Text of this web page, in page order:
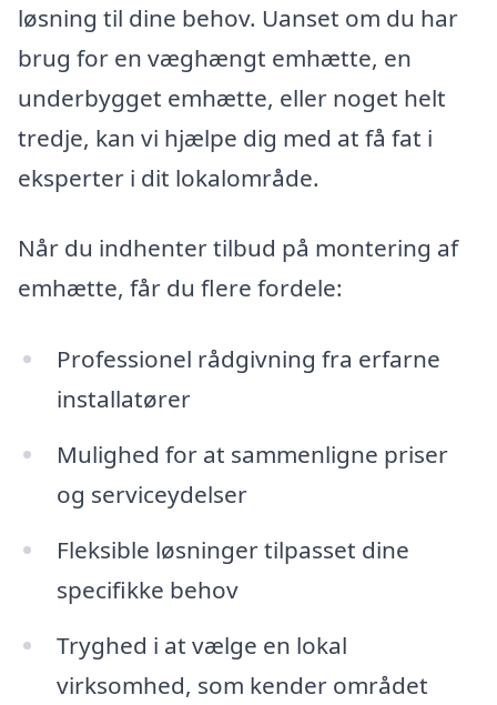
løsning til dine behov. Uanset om du har
brug for en væghængt emhætte, en
underbygget emhætte, eller noget helt
tredje, kan vi hjælpe dig med at få fat i
eksperter i dit lokalområde.
Når du indhenter tilbud på montering af
emhætte, får du flere fordele:
Professionel rådgivning fra erfarne
installatører
Mulighed for at sammenligne priser
og serviceydelser
Fleksible løsninger tilpasset dine
specifikke behov
Tryghed i at vælge en lokal
virksomhed, som kender området